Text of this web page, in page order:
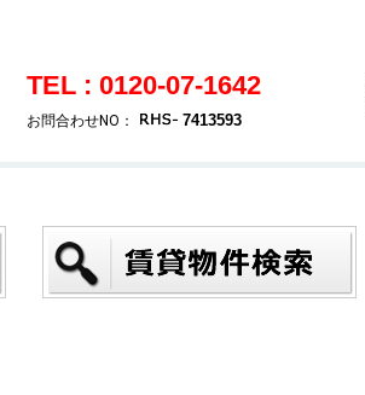
TEL : 0120-07-1642
お問合わせNO： 7413593